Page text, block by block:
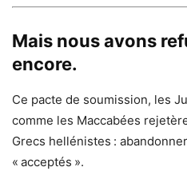
Mais nous avons
encore.
Ce pacte de soumission, les
comme les Maccabées
Grecs hellénistes :
« acceptés ».